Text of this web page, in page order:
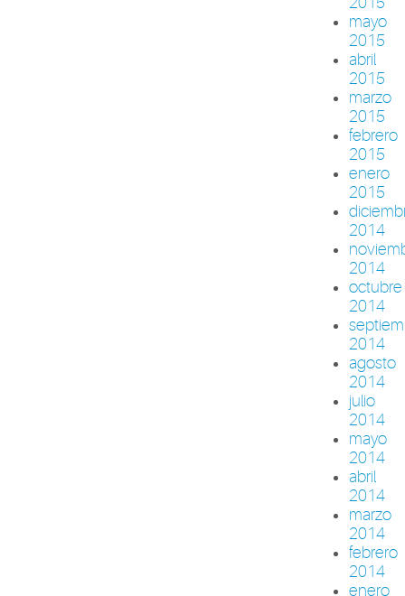
mayo
2015
abril
2015
marzo
2015
febrero
2015
enero
2015
2014
2014
octubre
2014
2014
agosto
2014
julio
2014
mayo
2014
abril
2014
marzo
2014
febrero
2014
enero